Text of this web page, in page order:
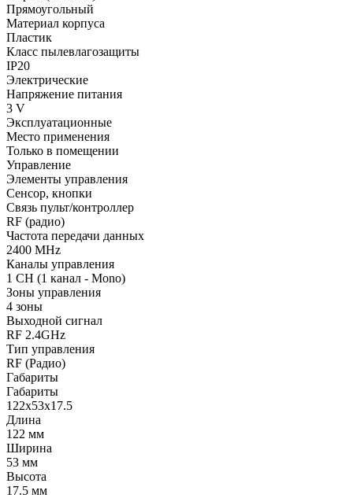
Прямоугольный
Материал корпуса
Пластик
Класс пылевлагозащиты
IP20
Электрические
Напряжение питания
3 V
Эксплуатационные
Место применения
Только в помещении
Управление
Элементы управления
Сенсор, кнопки
Связь пульт/контроллер
RF (радио)
Частота передачи данных
2400 MHz
Каналы управления
1 CH (1 канал - Mono)
Зоны управления
4 зоны
Выходной сигнал
RF 2.4GHz
Тип управления
RF (Радио)
Габариты
Габариты
122x53x17.5
Длина
122 мм
Ширина
53 мм
Высота
17.5 мм